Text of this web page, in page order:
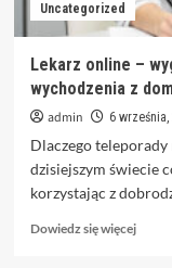
Uncategorized
Lekarz online –
wychodzenia z
admin 6 września,
Dlaczego
dzisiejszym świecie
korzystając z
Dowiedz się więcej